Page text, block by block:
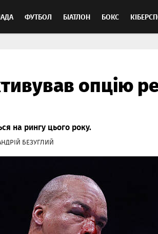
ФУТБОЛ БІАТЛОН БОКС
опцію
на рингу цього року.
БЕЗУГЛИЙ